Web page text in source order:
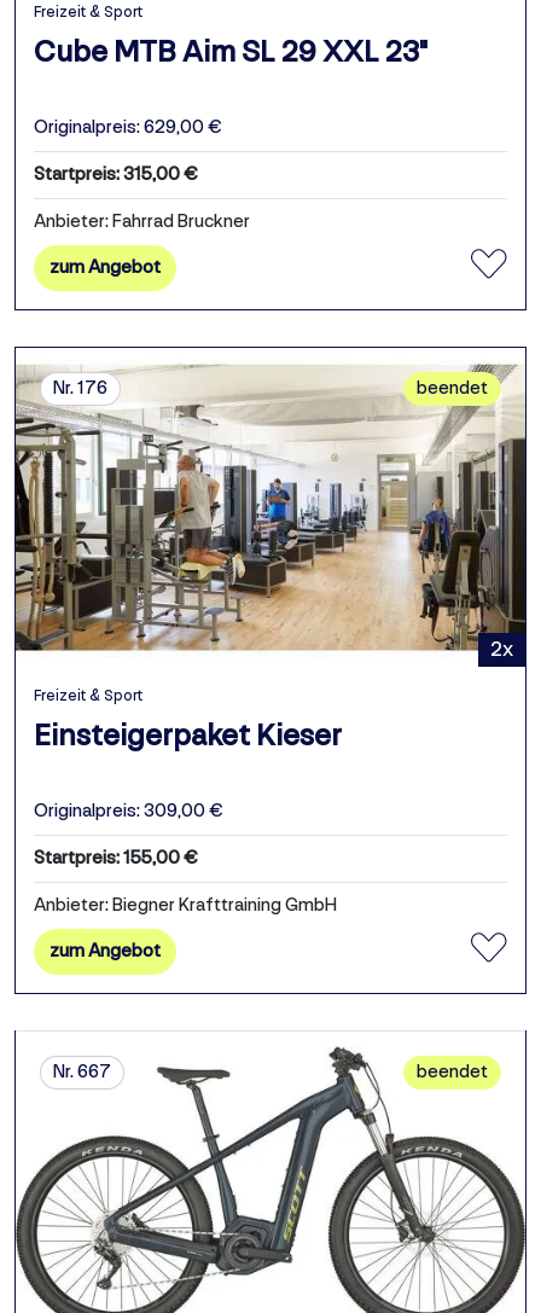
Freizeit & Sport
Cube MTB Aim SL 29 XXL 23"
Originalpreis: 629,00 €
Startpreis: 315,00 €
Anbieter: Fahrrad Bruckner
zum Angebot
Nr. 176
2x
beendet
Freizeit & Sport
Einsteigerpaket Kieser
Originalpreis: 309,00 €
Startpreis: 155,00 €
Anbieter: Biegner Krafttraining GmbH
zum Angebot
Nr. 667 beendet